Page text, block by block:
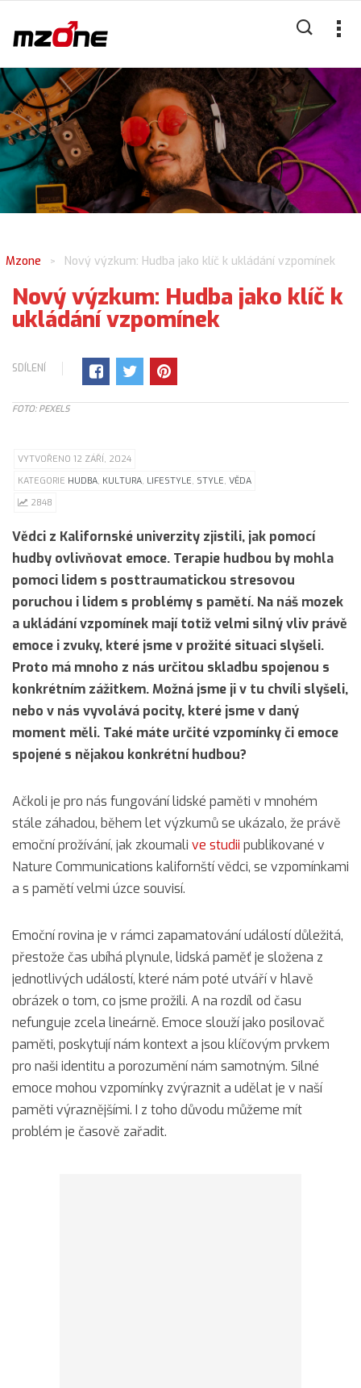
Mzone > Nový výzkum: Hudba jako klíč k ukládání vzpomínek
Nový výzkum: Hudba jako klíč k
ukládání vzpomínek
SDÍLENÍ
FOTO: PEXELS
VYTVOŘENO 12 ZÁŘÍ, 2024
KATEGORIE HUDBA, KULTURA, LIFESTYLE, STYLE, VĚDA
2848
Vědci z Kalifornské univerzity zjistili, jak pomocí
hudby ovlivňovat emoce. Terapie hudbou by mohla
pomoci lidem s posttraumatickou stresovou
poruchou i lidem s problémy s pamětí. Na náš mozek
a ukládání vzpomínek mají totiž velmi silný vliv právě
emoce i zvuky, které jsme v prožité situaci slyšeli.
Proto má mnoho z nás určitou skladbu spojenou s
konkrétním zážitkem. Možná jsme ji v tu chvíli slyšeli,
nebo v nás vyvolává pocity, které jsme v daný
moment měli. Také máte určité vzpomínky či emoce
spojené s nějakou konkrétní hudbou?
Ačkoli je pro nás fungování lidské paměti v mnohém
stále záhadou, během let výzkumů se ukázalo, že právě
emoční prožívání, jak zkoumali ve studii publikované v
Nature Communications kalifornští vědci, se vzpomínkami
a s pamětí velmi úzce souvisí.
Emoční rovina je v rámci zapamatování událostí důležitá,
přestože čas ubíhá plynule, lidská paměť je složena z
jednotlivých událostí, které nám poté utváří v hlavě
obrázek o tom, co jsme prožili. A na rozdíl od času
nefunguje zcela lineárně. Emoce slouží jako posilovač
paměti, poskytují nám kontext a jsou klíčovým prvkem
pro naši identitu a porozumění nám samotným. Silné
emoce mohou vzpomínky zvýraznit a udělat je v naší
paměti výraznějšími. I z toho důvodu můžeme mít
problém je časově zařadit.